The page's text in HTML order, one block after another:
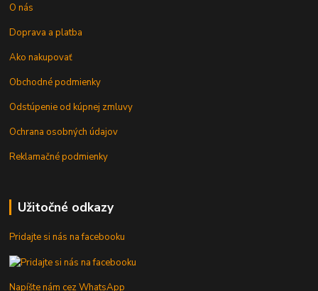
O nás
Doprava a platba
Ako nakupovať
Obchodné podmienky
Odstúpenie od kúpnej zmluvy
Ochrana osobných údajov
Reklamačné podmienky
Užitočné odkazy
Pridajte si nás na facebooku
Napíšte nám cez WhatsApp